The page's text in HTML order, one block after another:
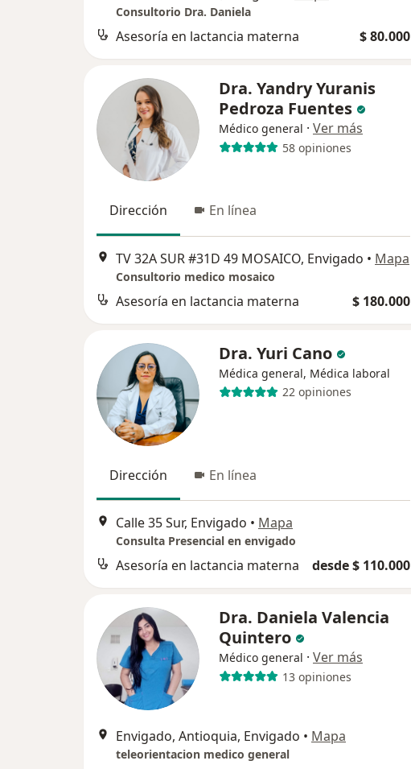
Consultorio Dra. Daniela
Asesoría en lactancia materna $ 80.000
Dra. Yandry Yuranis
Pedroza Fuentes
Médico general · Ver más
58 opiniones
Dirección En línea
TV 32A SUR #31D 49 MOSAICO, Envigado • Mapa
Consultorio medico mosaico
Asesoría en lactancia materna $ 180.000
Dra. Yuri Cano
Médica general, Médica laboral
22 opiniones
Dirección En línea
Calle 35 Sur, Envigado • Mapa
Consulta Presencial en envigado
Asesoría en lactancia materna desde $ 110.000
Dra. Daniela Valencia
Quintero
Médico general · Ver más
13 opiniones
Envigado, Antioquia, Envigado • Mapa
teleorientacion medico general